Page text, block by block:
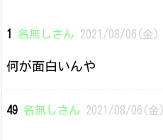
1 名無しさん 2021/08/06(金)
何が面白いんや
49 名無しさん 2021/08/06(金